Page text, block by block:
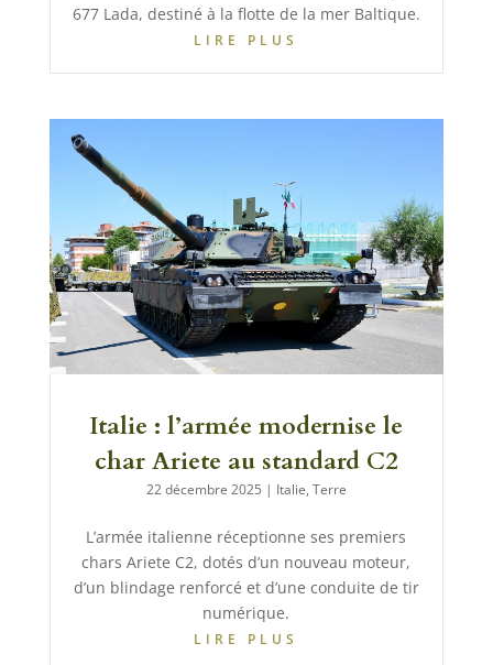
677 Lada, destiné à la flotte de la mer Baltique.
LIRE PLUS
Italie : l’armée modernise le
char Ariete au standard C2
22 décembre 2025 | Italie, Terre
L’armée italienne réceptionne ses premiers
chars Ariete C2, dotés d’un nouveau moteur,
d’un blindage renforcé et d’une conduite de tir
numérique.
LIRE PLUS